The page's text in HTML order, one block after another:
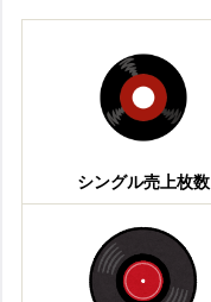
シングル売上枚数